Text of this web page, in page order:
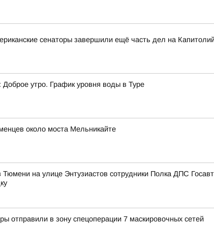
сенаторы завершили ещё часть дел на
утро. График уровня воды в Туре
около моста Мельникайте
на улице Энтузиастов сотрудники Полка ДПС
отправили в зону спецоперации 7 маскировочных сетей